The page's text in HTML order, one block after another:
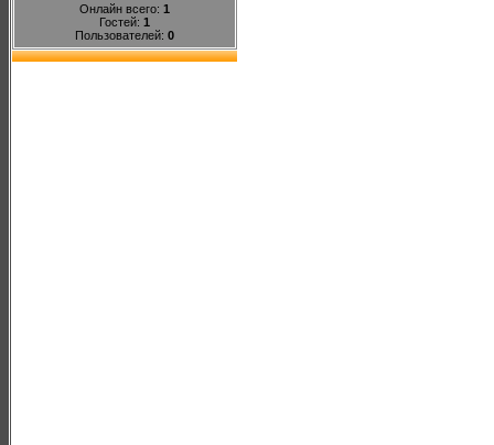
Онлайн всего: 1
Гостей: 1
Пользователей: 0